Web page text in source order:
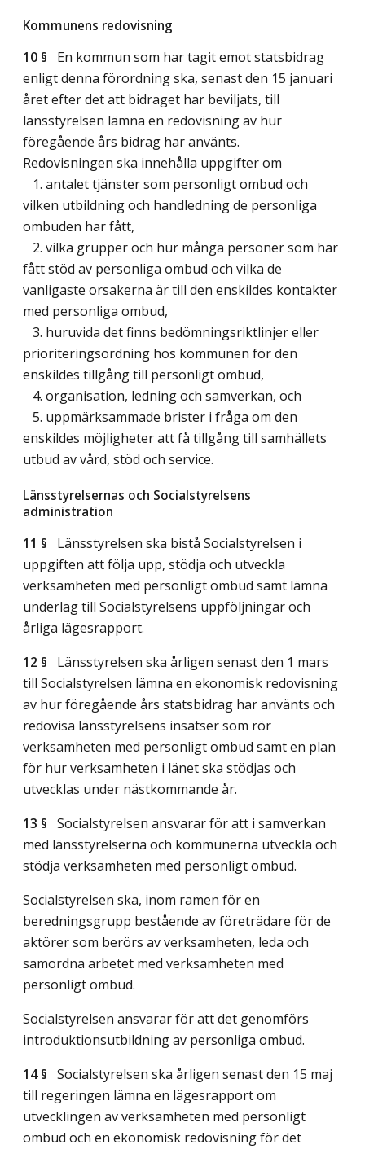
Kommunens redovisning
10 § En kommun som har tagit emot statsbidrag
enligt denna förordning ska, senast den 15 januari
året efter det att bidraget har beviljats, till
länsstyrelsen lämna en redovisning av hur
föregående års bidrag har använts.
Redovisningen ska innehålla uppgifter om
1. antalet tjänster som personligt ombud och
vilken utbildning och handledning de personliga
ombuden har fått,
2. vilka grupper och hur många personer som har
fått stöd av personliga ombud och vilka de
vanligaste orsakerna är till den enskildes kontakter
med personliga ombud,
3. huruvida det finns bedömningsriktlinjer eller
prioriteringsordning hos kommunen för den
enskildes tillgång till personligt ombud,
4. organisation, ledning och samverkan, och
5. uppmärksammade brister i fråga om den
enskildes möjligheter att få tillgång till samhällets
utbud av vård, stöd och service.
Länsstyrelsernas och Socialstyrelsens
administration
11 § Länsstyrelsen ska bistå Socialstyrelsen i
uppgiften att följa upp, stödja och utveckla
verksamheten med personligt ombud samt lämna
underlag till Socialstyrelsens uppföljningar och
årliga lägesrapport.
12 § Länsstyrelsen ska årligen senast den 1 mars
till Socialstyrelsen lämna en ekonomisk redovisning
av hur föregående års statsbidrag har använts och
redovisa länsstyrelsens insatser som rör
verksamheten med personligt ombud samt en plan
för hur verksamheten i länet ska stödjas och
utvecklas under nästkommande år.
13 § Socialstyrelsen ansvarar för att i samverkan
med länsstyrelserna och kommunerna utveckla och
stödja verksamheten med personligt ombud.
Socialstyrelsen ska, inom ramen för en
beredningsgrupp bestående av företrädare för de
aktörer som berörs av verksamheten, leda och
samordna arbetet med verksamheten med
personligt ombud.
Socialstyrelsen ansvarar för att det genomförs
introduktionsutbildning av personliga ombud.
14 § Socialstyrelsen ska årligen senast den 15 maj
till regeringen lämna en lägesrapport om
utvecklingen av verksamheten med personligt
ombud och en ekonomisk redovisning för det